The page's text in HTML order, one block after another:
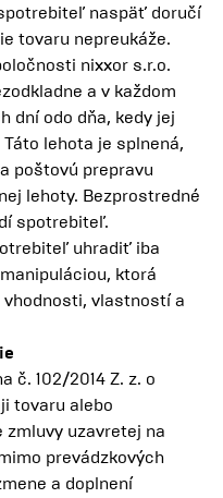
naspäť doručí
tovaru nepreukáže.
nixxor s.r.o.
a v každom
dní odo dňa, kedy jej
lehota je splnená,
poštovú prepravu
lehoty. Bezprostredné
spotrebiteľ.
uhradiť iba
ktorá
vhodnosti, vlastností a
č. 102/2014 Z. z. o
tovaru alebo
zmluvy uzavretej na
prevádzkových
a doplnení